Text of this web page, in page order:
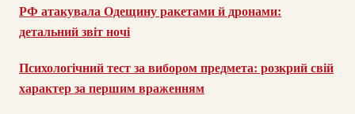
РФ атакувала Одещину ракетами й дронами:
детальний звіт ночі
Психологічний тест за вибором предмета: розкрий свій
характер за першим враженням